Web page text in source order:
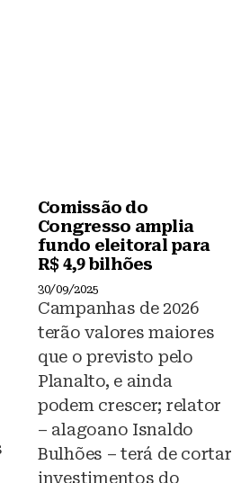
Comissão do
Congresso amplia
fundo eleitoral para
R$ 4,9 bilhões
30/09/2025
Campanhas de 2026
terão valores maiores
que o previsto pelo
Planalto, e ainda
podem crescer; relator
– alagoano Isnaldo
Bulhões – terá de cortar
investimentos do